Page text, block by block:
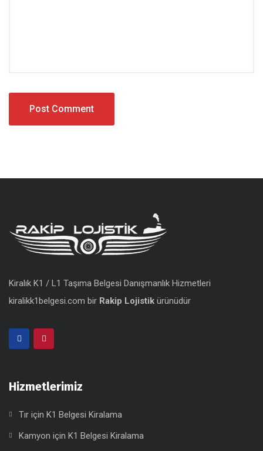
Kiralık K1 / L1 Taşıma Belgesi Danışmanlık Hizmetleri
kiralikk1belgesi.com bir Rakip Lojistik ürünüdür
Hizmetlerimiz
Tır için K1 Belgesi Kiralama
Kamyon için K1 Belgesi Kiralama